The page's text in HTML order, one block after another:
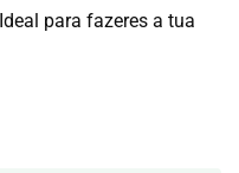
para fazeres a tua